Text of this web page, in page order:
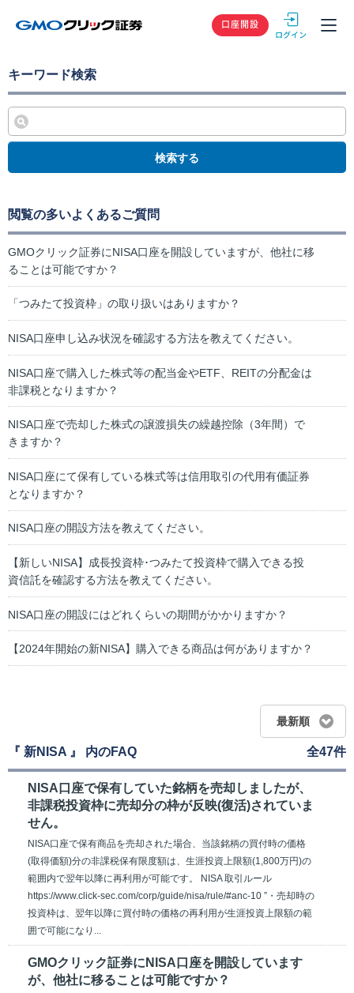
GMOクリック
口座開設
キーワード検索
検索する
閲覧の多いよくあるご質問
GMOクリック証券にNISA口座を開設していますが、他社に移
ることは可能ですか？
「つみたて投資枠」の取り扱いはありますか？
NISA口座申し込み状況を確認する方法を教えてください。
NISA口座で購入した株式等の配当金やETF、REITの分配金は
非課税となりますか？
NISA口座で売却した株式の譲渡損失の繰越控除（3年間）で
きますか？
NISA口座にて保有している株式等は信用取引の代用有価証券
となりますか？
NISA口座の開設方法を教えてください。
【新しいNISA】成長投資枠･つみたて投資枠で購入できる投
資信託を確認する方法を教えてください。
NISA口座の開設にはどれくらいの期間がかかりますか？
【2024年開始の新NISA】購入できる商品は何がありますか？
最新順
『 新NISA 』 内のFAQ 全47件
NISA口座で保有していた銘柄を売却しましたが、
非課税投資枠に売却分の枠が反映(復活)されていま
せん。
NISA口座で保有商品を売却された場合、当該銘柄の買付時の価格
(取得価額)分の非課税保有限度額は、生涯投資上限額(1,800万円)の
範囲内で翌年以降に再利用が可能です。 NISA 取引ルール
https://www.click-sec.com/corp/guide/nisa/rule/#anc-10 ”・売却時の
投資枠は、翌年以降に買付時の価格の再利用が生涯投資上限額の範
囲で可能になり...
GMOクリック証券にNISA口座を開設しています
が、他社に移ることは可能ですか？